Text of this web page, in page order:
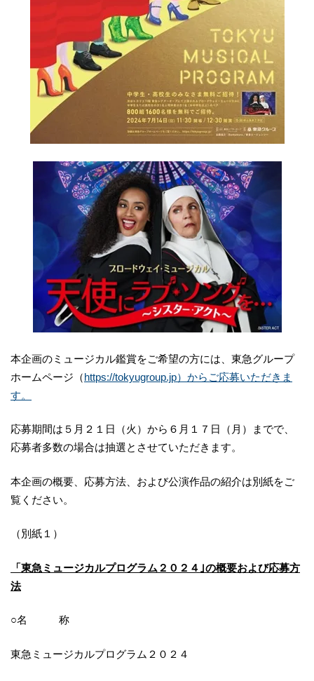
本企画のミュージカル鑑賞をご希望の方には、東急グループ
ホームページ（https://tokyugroup.jp）からご応募いただきま
す。
応募期間は５月２１日（火）から６月１７日（月）までで、
応募者多数の場合は抽選とさせていただきます。
本企画の概要、応募方法、および公演作品の紹介は別紙をご
覧ください。
（別紙１）
「東急ミュージカルプログラム２０２４｣の概要および応募方
法
○名 称
東急ミュージカルプログラム２０２４